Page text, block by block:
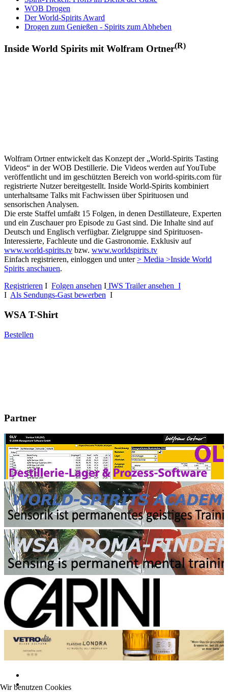
WOB Drogen
Der World-Spirits Award
Drogen zum Genießen - Spirits zum Abheben
Inside World Spirits mit Wolfram Ortner(R)
Wolfram Ortner entwickelt das Konzept der „World-Spirits Tasting
Videos“ in der WOB Destillerie. Die Videos werden auf YouTube
veröffentlicht und im geschützten Bereich von world-spirits.com für
registrierte Nutzer bereitgestellt. Inside World-Spirits kombiniert
unterhaltsame Talks mit Fachwissen über Spirituosen und
sensorischen Analysen.
Die erste Staffel umfaßt 15 Folgen, in denen Destillateure, Experten
und ein Zuschauer pro Episode zu Gast sind. Die Inhalte sind auf
Deutsch und Englisch verfügbar. Zielgruppe sind Spirituosen-
Interessierte, Fachleute und die Gastronomie. Exklusiv auf
www.world-spirits.tv bzw. www.worldspirits.tv
Einfach registrieren, einloggen und unter> Media >Inside World
Spirits anschauen.
Registrieren I Folgen ansehen I IWS Trailer ansehen I
I Als Sendungs-Gast bewerben I
WSA T-Shirt
Bestellen
Partner
Wir benutzen Cookies